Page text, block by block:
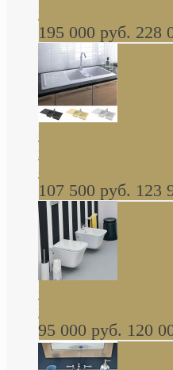
глянцевая
195 000 руб. 228
керамическая
серая, черная,
107 500 руб. 123
навесное
95 000 руб. 120